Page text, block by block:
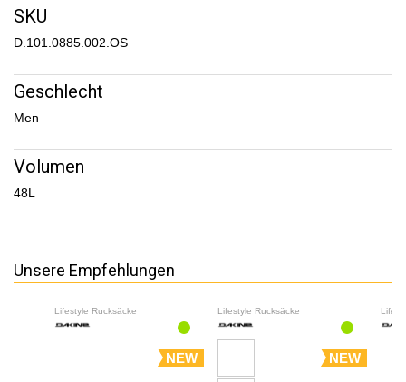
SKU
D.101.0885.002.OS
Geschlecht
Men
Volumen
48L
Unsere Empfehlungen
Lifestyle Rucksäcke
NEW
Lifestyle Rucksäcke
NEW